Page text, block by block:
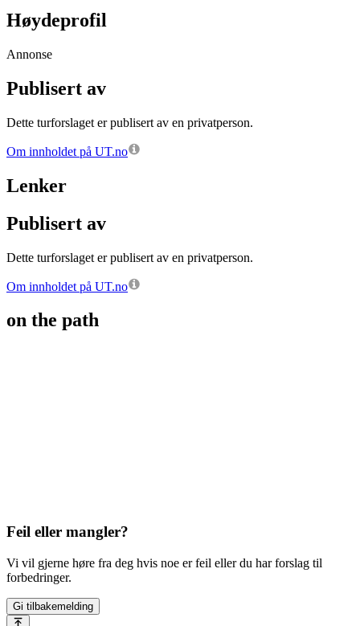
Høydeprofil
Annonse
Publisert av
Dette turforslaget er publisert av en privatperson.
Om innholdet på UT.no
Lenker
Publisert av
Dette turforslaget er publisert av en privatperson.
Om innholdet på UT.no
on the path
Feil eller mangler?
Vi vil gjerne høre fra deg hvis noe er feil eller du har forslag til
forbedringer.
Gi tilbakemelding